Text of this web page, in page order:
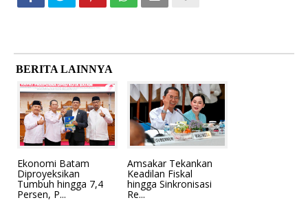
BERITA LAINNYA
Ekonomi Batam
Diproyeksikan
Tumbuh hingga 7,4
Persen, P...
Amsakar Tekankan
Keadilan Fiskal
hingga Sinkronisasi
Re...